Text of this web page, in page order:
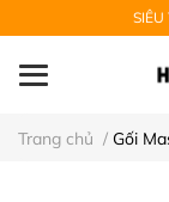
Trang chủ / Gối